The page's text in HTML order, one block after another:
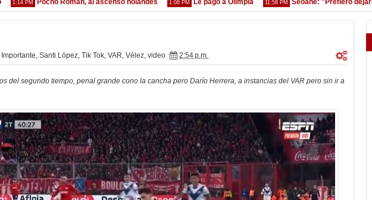
PM Pocho Román, al ascenso holandés 1:08 PM Le pagó a Olimpia 11:58 PM Seoane: "Prefiero dejar la
Importante, Santi López, Tik Tok, VAR, Vélez, video 2:54 p.m.
del segundo tiempo, penal grande cono la cancha pero Darío Herrera, a instancias del VAR pero sin ir a